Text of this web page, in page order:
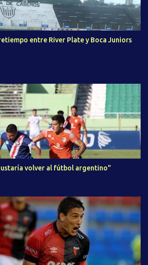
entre River Plate y Boca Juniors
volver al fútbol argentino"